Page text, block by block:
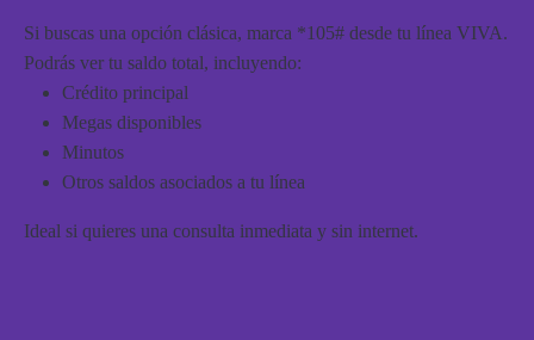
Si buscas una opción clásica, marca *105# desde tu línea VIVA.
Podrás ver tu saldo total, incluyendo:
Crédito principal
Megas disponibles
Minutos
Otros saldos asociados a tu línea
Ideal si quieres una consulta inmediata y sin internet.